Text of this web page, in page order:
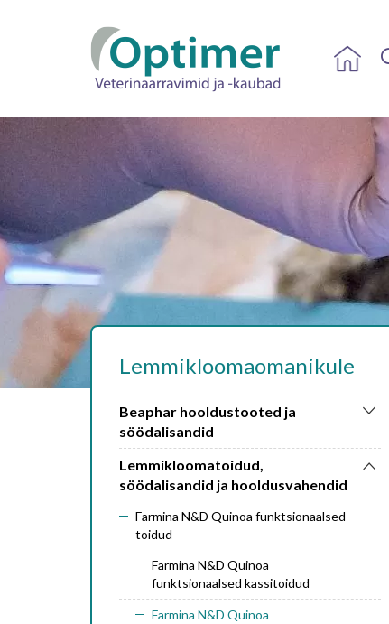
Lemmikloomaomanikule
Beaphar hooldustooted ja
söödalisandid
Lemmikloomatoidud,
söödalisandid ja hooldusvahendid
Farmina N&D Quinoa funktsionaalsed
toidud
Farmina N&D Quinoa
funktsionaalsed kassitoidud
Farmina N&D Quinoa